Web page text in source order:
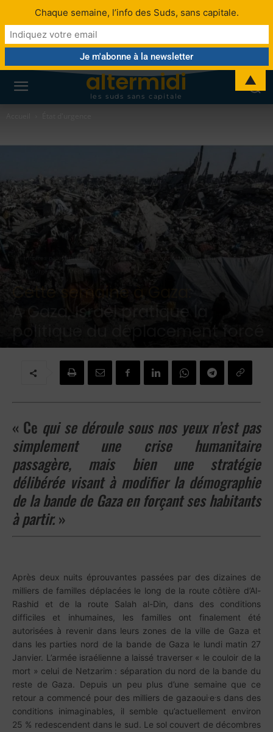
altermidi
les suds sans capitale
Territoires palestiniens Bande de Gaza Environnement
Eau
État d'urgence
Méditerranée
Cette semaine à Gaza:
À Gaza, Israël pratique la
politique du déplacement forcé
Par Brigitte Challande - 2 février 2025
« Ce qui se déroule sous nos yeux n’est pas
simplement une crise humanitaire
passagère, mais bien une stratégie
délibérée visant à modifier la démographie
de la bande de Gaza en forçant ses habitants
à partir.»
Après deux nuits éprouvantes passées par des dizaines de
milliers de familles déplacées le long de la route côtière d’Al-
Rashid et de la route Salah al-Din, dans des conditions
difficiles et inhumaines, les familles ont finalement été
autorisées à revenir dans leurs zones de la ville de Gaza et
dans les parties nord de la bande de Gaza le lundi matin 27
Janvier. L’armée israélienne a laissé traverser « le couloir de la
mort » celui de Netzarim : séparation du nord de la bande du
reste de Gaza. Depuis un peu plus d’une semaine que ce
retour a commencé pour des milliers de gazaoui.e.s dans des
conditions inimaginables, il semble qu’actuellement environ
25 % redescendent dans le sud. Le sol couvert de décombres
Chaque semaine, l’info des Suds, sans capitale.
▲